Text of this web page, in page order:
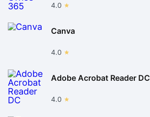
4.0
Canva
4.0
Adobe Acrobat Reader DC
4.0